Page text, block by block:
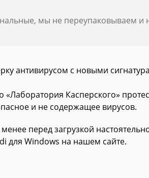
мы не переупаковываем и
антивирусом с новыми
«Лаборатория Касперского»
и не содержащее вирусов.
перед загрузкой
для Windows на нашем сайте.